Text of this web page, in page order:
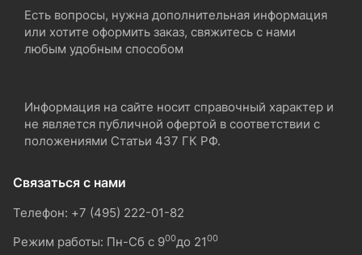
Есть вопросы, нужна дополнительная информация
или хотите оформить заказ, свяжитесь с нами
любым удобным способом
Информация на сайте носит справочный характер и
не является публичной офертой в соответствии с
положениями Статьи 437 ГК РФ.
Связаться с нами
Телефон: +7 (495) 222-01-82
Режим работы: Пн-Сб с 900до 2100